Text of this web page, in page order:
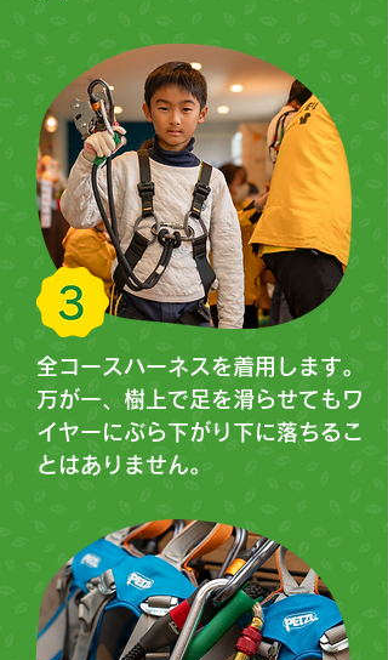
全コースハーネスを着用します。
万が一、樹上で足を滑らせてもワ
イヤーにぶら下がり下に落ちるこ
とはありません。